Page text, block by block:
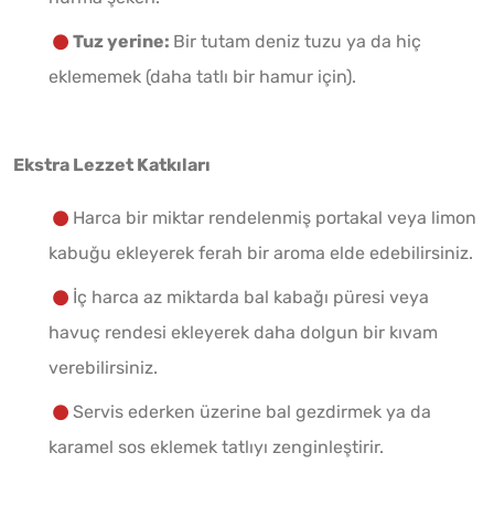
Tuz yerine: Bir tutam deniz tuzu ya da hiç
eklememek (daha tatlı bir hamur için).
Ekstra Lezzet Katkıları
Harca bir miktar rendelenmiş portakal veya limon
kabuğu ekleyerek ferah bir aroma elde edebilirsiniz.
İç harca az miktarda bal kabağı püresi veya
havuç rendesi ekleyerek daha dolgun bir kıvam
verebilirsiniz.
Servis ederken üzerine bal gezdirmek ya da
karamel sos eklemek tatlıyı zenginleştirir.